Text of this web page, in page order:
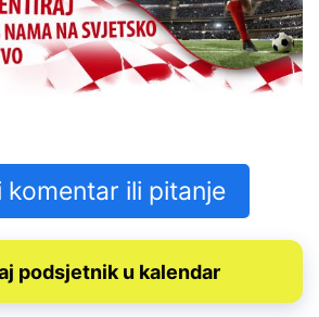
komentar ili pitanje
podsjetnik u kalendar